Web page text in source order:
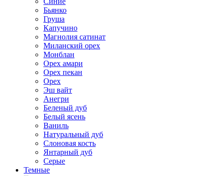
Бьянко
Груша
Капучино
Магнолия сатинат
Миланский орех
Монблан
Орех амари
Орех пекан
Орех
Эш вайт
Анегри
Беленый дуб
Белый ясень
Ваниль
Натуральный дуб
Слоновая кость
Янтарный дуб
Серые
Темные